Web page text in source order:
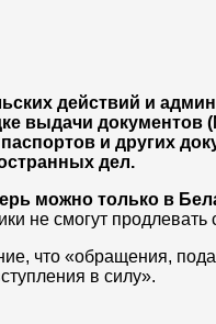
действий и
выдачи документов
и других
дел.
можно только в
не смогут
что «обращения,
в силу».